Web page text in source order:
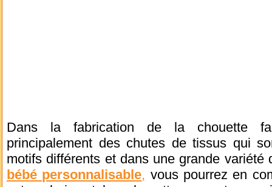
Dans la fabrication de la chouette
principalement des chutes de tissus qui
motifs différents et dans une grande
bébé personnalisable, vous pourrez en